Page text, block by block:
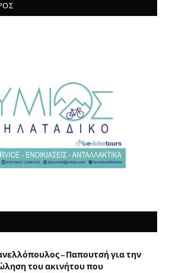
– Παπουτσή για την
του ακινήτου που